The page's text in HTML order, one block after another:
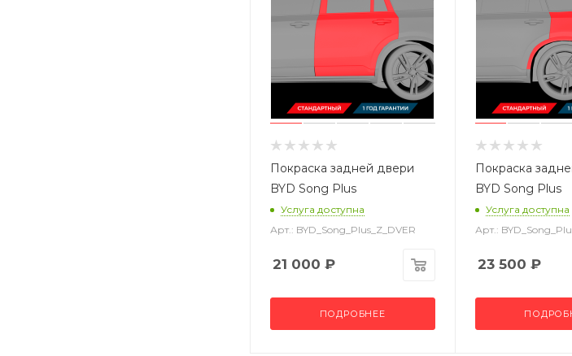
Покраска задней двери
BYD Song Plus
Услуга доступна
Арт.: BYD_Song_Plus_Z_DVER
21 000 ₽
ПОДРОБНЕЕ
Покраска
BYD Song Plus
Услуга доступна
Арт.:
23 500 ₽